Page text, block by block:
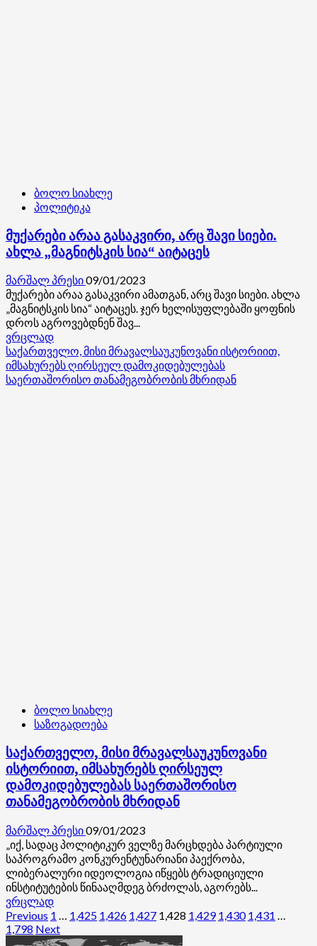
ბოლო სიახლე
პოლიტიკა
მუქარები არაა გასაკვირი, არც შავი სიები.
ახლა „მაგნიტსკის სია“ აიტაცეს
მარშალ პრესი09/01/2023
მუქარები არაა გასაკვირი ამათგან, არც შავი სიები. ახლა
„მაგნიტსკის სია“ აიტაცეს. ჯერ ხელისუფლებაში ყოფნის
დროს აგროვებდნენ შავ...
ვრცლადRead
more
about
მუქარები
საქართველო, მისი მრავალსაუკუნოვანი ისტორიით,
იმსახურებს ღირსეულ დამოკიდებულებას
საერთაშორისო თანამეგობრობის მხრიდან
ბოლო სიახლე
საზოგადოება
საქართველო, მისი მრავალსაუკუნოვანი
ისტორიით, იმსახურებს ღირსეულ
დამოკიდებულებას საერთაშორისო
თანამეგობრობის მხრიდან
მარშალ პრესი09/01/2023
„იქ, სადაც პოლიტიკურ ველზე მარცხდება პარტიული
საპროგრამო კონკურენტუნარიანი პაექრობა,
ლიბერალური იდეოლოგია იწყებს ტრადიციული
ინსტიტუტების წინააღმდეგ ბრძოლას, აგორებს...
ვრცლადRead
more
about
საქართველო,
ჩანაწერების
გვერდებათ
Previous 1 … 1,425 1,426 1,427 1,428 1,429 1,430 1,431 …
1,798 Next